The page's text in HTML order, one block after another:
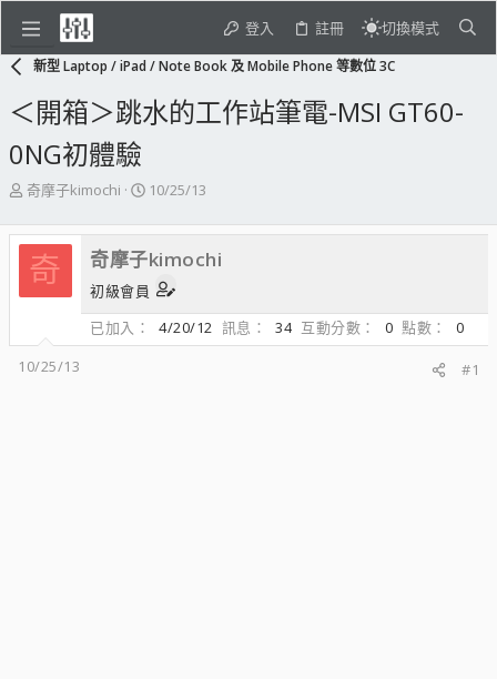
登入 註冊 切換模式
新型 Laptop / iPad / Note Book 及 Mobile Phone 等數位 3C
＜開箱＞跳水的工作站筆電-MSI GT60-
0NG初體驗
主
發
起
人
奇摩子kimochi
開
日
期
10/25/13
奇 奇摩子kimochi
初級會員
已加入
4/20/12 訊息 34 互動分數 0 點數
0
10/25/13
#1